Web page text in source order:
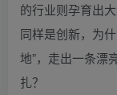
的行业则孕育出
同样是创新，为
地”，走出一条漂
扎？